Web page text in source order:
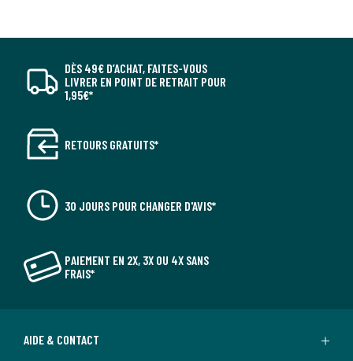
DÈS 49€ D’ACHAT, FAITES-VOUS
LIVRER EN POINT DE RETRAIT POUR
1,95€*
RETOURS GRATUITS*
30 JOURS POUR CHANGER D'AVIS*
PAIEMENT EN 2X, 3X OU 4X SANS
FRAIS*
AIDE & CONTACT